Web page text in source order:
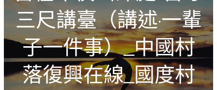
三尺講臺（講述·一輩
子一件事）_中國村
落復興在線_國度村